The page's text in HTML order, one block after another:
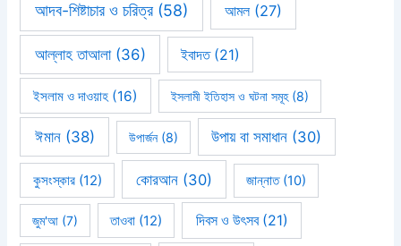
আদব-শিষ্টাচার ও চরিত্র(58) আমল(27)
আল্লাহ তাআলা(36) ইবাদত(21)
ইসলাম ও দাওয়াহ (16) ইসলামী ইতিহাস ও ঘটনা সমূহ(8)
ঈমান(38) উপার্জন(8) উপায় বা সমাধান (30)
কুসংস্কার(12) কোরআন (30) জান্নাত(10)
জুম'আ (7) তাওবা (12) দিবস ও উৎসব(21)